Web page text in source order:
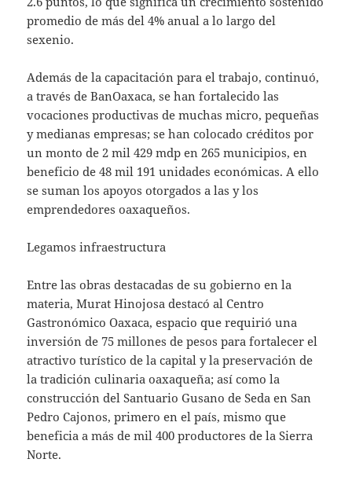
promedio de más del 4% anual a lo largo del
sexenio.
Además de la capacitación para el trabajo, continuó,
a través de BanOaxaca, se han fortalecido las
vocaciones productivas de muchas micro, pequeñas
y medianas empresas; se han colocado créditos por
un monto de 2 mil 429 mdp en 265 municipios, en
beneficio de 48 mil 191 unidades económicas. A ello
se suman los apoyos otorgados a las y los
emprendedores oaxaqueños.
Legamos infraestructura
Entre las obras destacadas de su gobierno en la
materia, Murat Hinojosa destacó al Centro
Gastronómico Oaxaca, espacio que requirió una
inversión de 75 millones de pesos para fortalecer el
atractivo turístico de la capital y la preservación de
la tradición culinaria oaxaqueña; así como la
construcción del Santuario Gusano de Seda en San
Pedro Cajonos, primero en el país, mismo que
beneficia a más de mil 400 productores de la Sierra
Norte.